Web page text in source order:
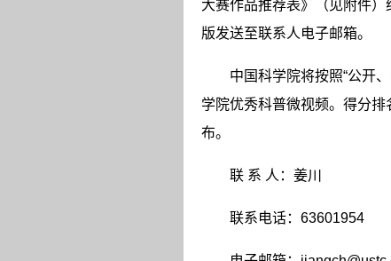
大赛作品推荐表》（见附件）
版发送至联系人电子邮箱。
中国科学院将按照“公开
学院优秀科普微视频。得分排
布。
联 系 人：姜川
联系电话： 63601954